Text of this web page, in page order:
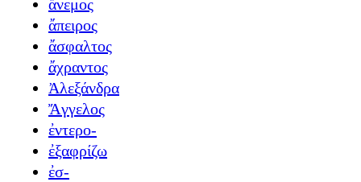
ἄνεμος
ἄπειρος
ἄσφαλτος
ἄχραντος
Ἀλεξάνδρα
Ἄγγελος
ἐντερο-
ἐξαφρίζω
ἐσ-